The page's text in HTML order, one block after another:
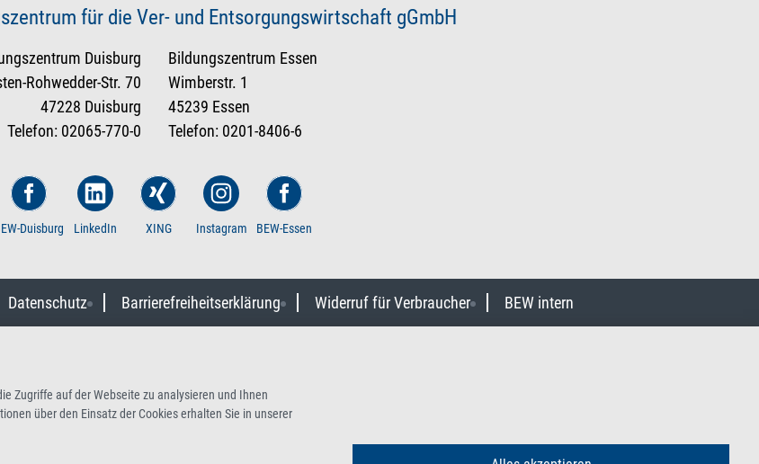
für die Ver- und Entsorgungswirtschaft gGmbH
Duisburg
Rohwedder-Str. 70
47228 Duisburg
Telefon: 02065-770-0
Bildungszentrum Essen
Wimberstr. 1
45239 Essen
Telefon: 0201-8406-6
Duisburg LinkedIn XING Instagram BEW-Essen
Datenschutz Barrierefreiheitserklärung Widerruf für Verbraucher BEW intern
Zugriffe auf der Webseite zu analysieren und Ihnen
über den Einsatz der Cookies erhalten Sie in unserer